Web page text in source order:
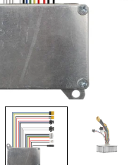
Varaa huolto